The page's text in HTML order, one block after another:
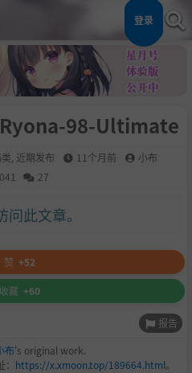
登录
98-Ultimate
近期发布 11个月前
小布
27
此文章。
赞 +52
收藏 +60
报告
布's original work.
https://x.xmoon.top/189664.html。